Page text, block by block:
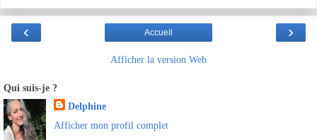
‹ ›
Accueil
Afficher la version Web
Qui suis-je ?
Delphine
Afficher mon profil complet